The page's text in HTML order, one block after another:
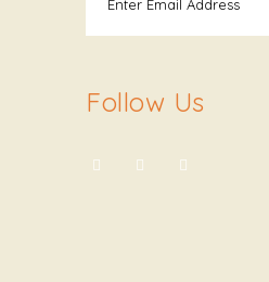
Follow Us